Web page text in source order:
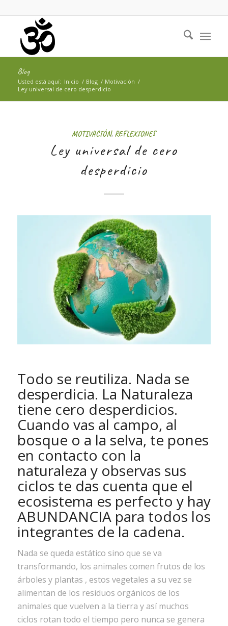
Blog
Usted está aquí: Inicio / Blog / Motivación /
Ley universal de cero desperdicio
MOTIVACIÓN, REFLEXIONES
Ley universal de cero
desperdicio
Todo se reutiliza. Nada se
desperdicia. La Naturaleza
tiene cero desperdicios.
Cuando vas al campo, al
bosque o a la selva, te pones
en contacto con la
naturaleza y observas sus
ciclos te das cuenta que el
ecosistema es perfecto y hay
ABUNDANCIA para todos los
integrantes de la cadena.
Nada se queda estático sino que se va
transformando, los animales comen frutos de los
árboles y plantas , estos vegetales a su vez se
alimentan de los residuos orgánicos de los
animales que vuelven a la tierra y así muchos
ciclos rotan todo el tiempo pero nunca se genera